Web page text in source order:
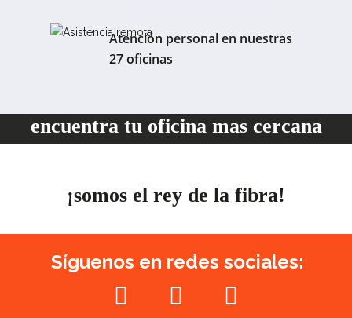
Atención personal en nuestras
27 oficinas
encuentra tu oficina mas cercana
¡somos el rey de la fibra!
Síguenos en redes sociales: